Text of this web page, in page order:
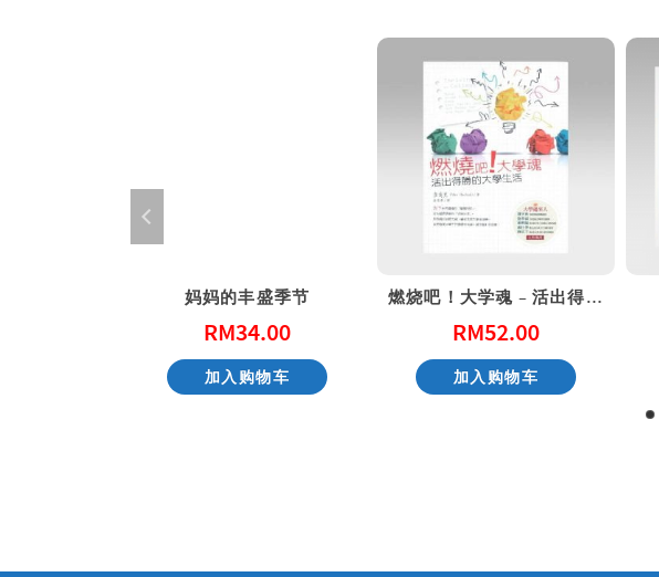
妈妈的丰盛季节
RM34.00
加入购物车
燃烧吧！大学魂 – 活出得胜的大学生活
RM52.00
加入购物车